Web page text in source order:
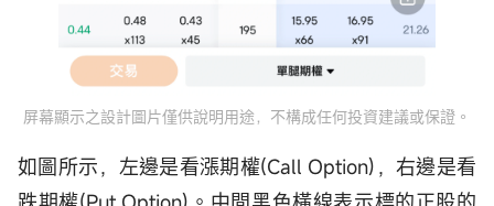
屏幕顯示之設計圖片僅供說明用途，不構成任何投資建議或保證。
如圖所示，左邊是看漲期權(Call Option)，右邊是看